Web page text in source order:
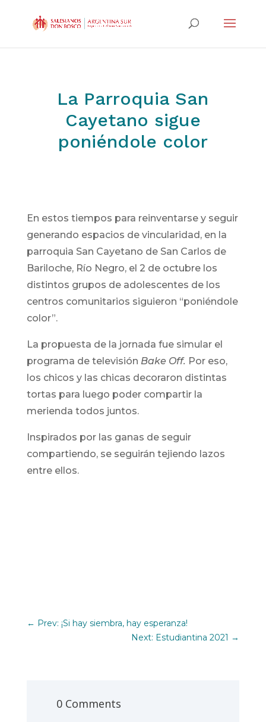
La Parroquia San
Cayetano sigue
poniéndole color
En estos tiempos para reinventarse y seguir
generando espacios de vincularidad, en la
parroquia San Cayetano de San Carlos de
Bariloche, Río Negro, el 2 de octubre los
distintos grupos de adolescentes de los
centros comunitarios siguieron “poniéndole
color”.
La propuesta de la jornada fue simular el
programa de televisión Bake Off. Por eso,
los chicos y las chicas decoraron distintas
tortas para luego poder compartir la
merienda todos juntos.
Inspirados por las ganas de seguir
compartiendo, se seguirán tejiendo lazos
entre ellos.
← Prev: ¡Si hay siembra, hay esperanza!
Next: Estudiantina 2021 →
0 Comments